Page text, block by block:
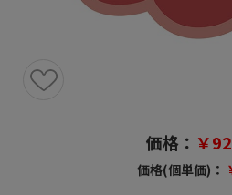
価格： ￥92
価格(個単価)：